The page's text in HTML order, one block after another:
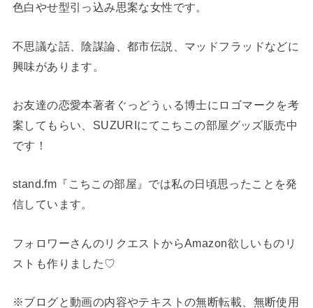
色白やせ型引っ込み思案な女性です。
不思議な話、陰謀論、都市伝説、マッドフラッドなどに
興味があります。
お友達の恋愛本著者ぐっどうぃる博士にロゴマークを考
案してもらい、SUZURIにてこちこの部屋グッズ販売中
です！
stand.fm『こちこの部屋』では私の日頃思ったことを発
信しています。
フォロワーさんのリクエストからAmazon欲しいものリ
ストも作りました♡
※ブログと動画の内容やテキストの無断転載、無断使用